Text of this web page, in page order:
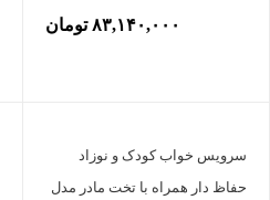
۸۳,۱۴۰,۰۰۰ تومان
سرویس خواب کودک و نوزاد
حفاظ دار همراه با تخت مادر مدل